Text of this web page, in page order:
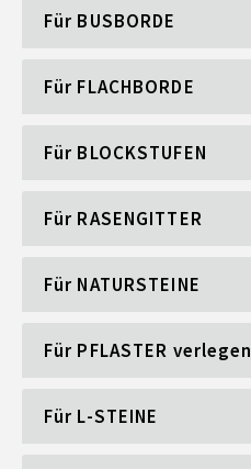
Für BUSBORDE
Für FLACHBORDE
Für BLOCKSTUFEN
Für RASENGITTER
Für NATURSTEINE
Für PFLASTER verlegen
Für L-STEINE